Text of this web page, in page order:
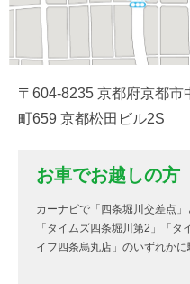
〒604-8235 京都府京都市
町659 京都松田ビル2S
お車でお越しの方
カーナビで「四条堀川交差点」
「タイムズ四条堀川第2」「
イフ四条烏丸店」のいずれかに